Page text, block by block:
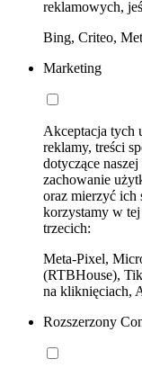
reklamowych,
Bing, Criteo,
Marketing
Akceptacja tych
reklamy, treści
dotyczące
zachowanie
oraz mierzyć ich
korzystamy w tej
trzecich:
Meta-Pixel,
(RTBHouse),
na kliknięciach,
Rozszerzony